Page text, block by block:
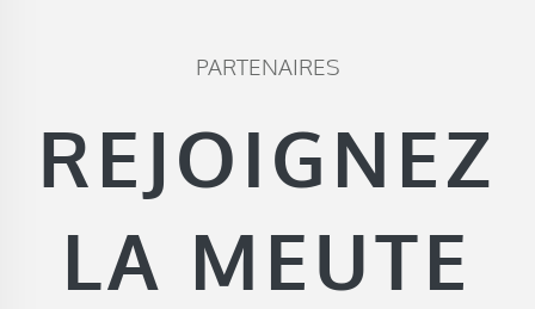
PARTENAIRES
REJOIGNEZ
LA MEUTE